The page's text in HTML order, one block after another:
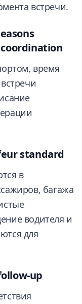
встречи.
время
standard
в
багажа
водителя и
для
up